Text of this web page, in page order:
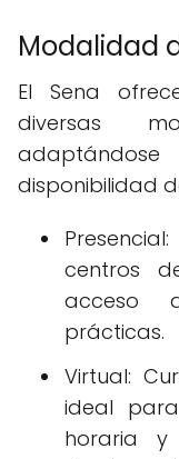
Modalidad
El Sena
diversas
disponibilidad
centros
acceso
prácticas.
Virtual:
ideal
horaria